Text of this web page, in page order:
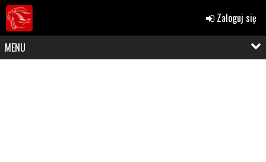
Zaloguj się
MENU